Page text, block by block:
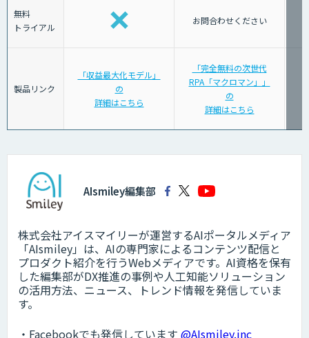
無料
トライアル
お問合わせください
製品リンク
「収益最大化モデル」
の
詳細はこちら
「完全無料の次世代
RPA「マクロマン」」
の
詳細はこちら
AIsmiley編集部
株式会社アイスマイリーが運営するAIポータルメディア
「AIsmiley」は、AIの専門家によるコンテンツ配信と
プロダクト紹介を行うWebメディアです。AI資格を保有
した編集部がDX推進の事例や人工知能ソリューション
の活用方法、ニュース、トレンド情報を発信していま
す。
・Facebookでも発信しています @AIsmiley.inc